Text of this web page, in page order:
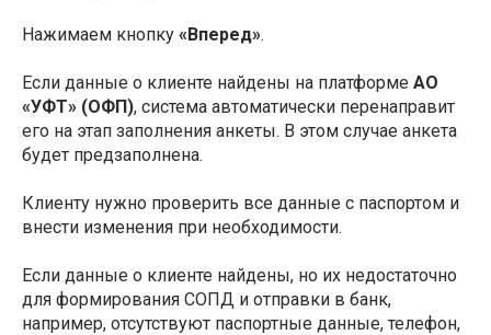
Нажимаем кнопку «Вперед».
Если данные о клиенте найдены на платформе АО
«УФТ» (ОФП), система автоматически перенаправит
его на этап заполнения анкеты. В этом случае анкета
будет предзаполнена.
Клиенту нужно проверить все данные с паспортом и
внести изменения при необходимости.
Если данные о клиенте найдены, но их недостаточно
для формирования СОПД и отправки в банк,
например, отсутствуют паспортные данные, телефон,